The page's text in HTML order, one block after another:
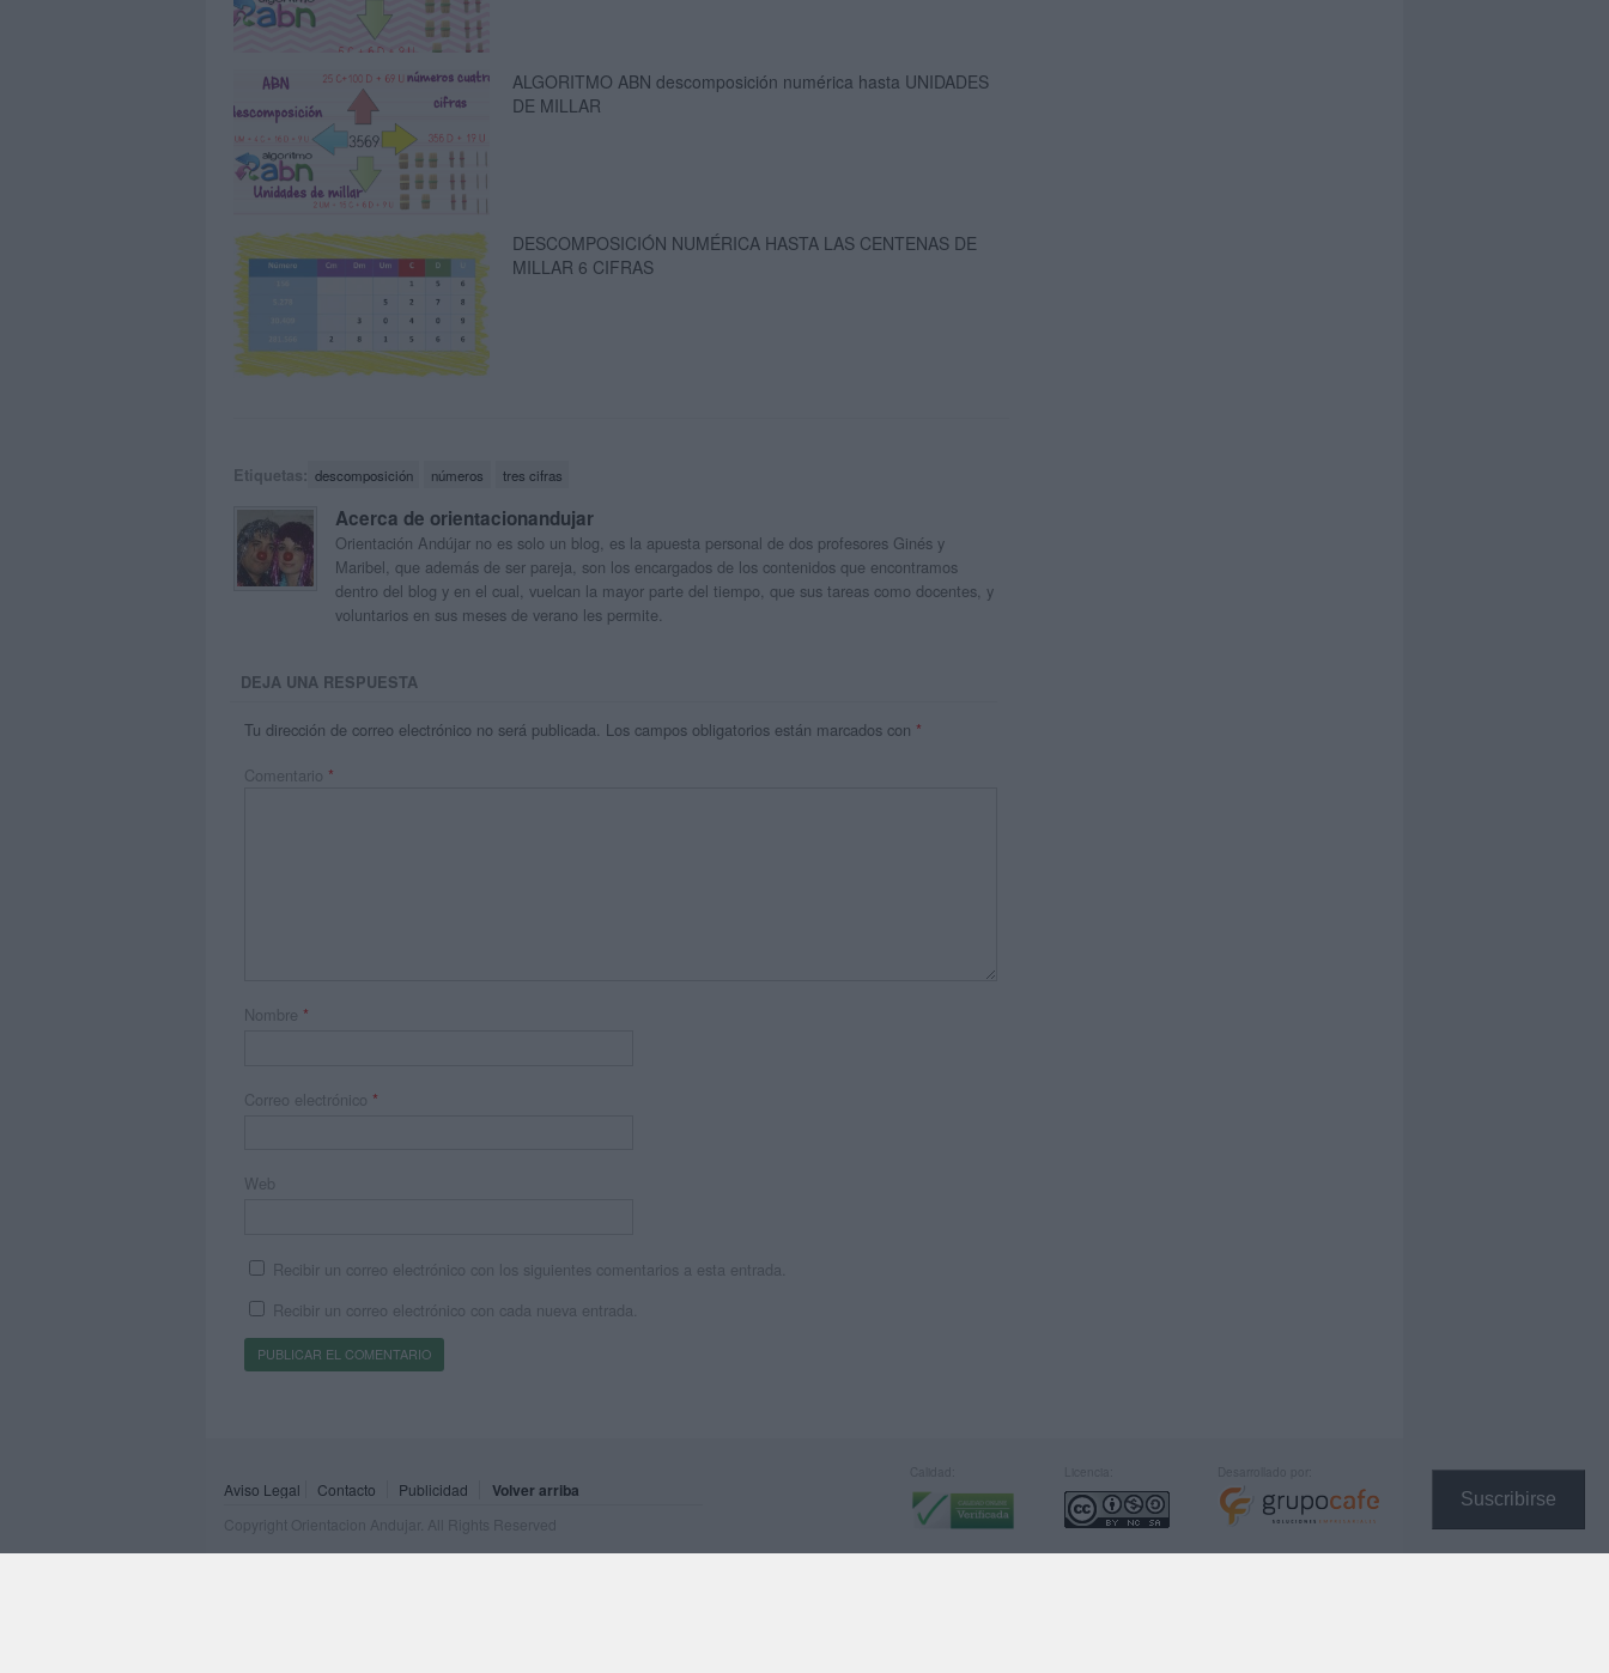
Suscribirse
ALGORITMO ABN descomposición numérica hasta UNIDADES
DE MILLAR
DESCOMPOSICIÓN NUMÉRICA HASTA LAS CENTENAS DE
MILLAR 6 CIFRAS
Etiquetas: descomposición números tres cifras
Acerca de orientacionandujar
Orientación Andújar no es solo un blog, es la apuesta personal de dos profesores Ginés y
Maribel, que además de ser pareja, son los encargados de los contenidos que encontramos
dentro del blog y en el cual, vuelcan la mayor parte del tiempo, que sus tareas como docentes, y
voluntarios en sus meses de verano les permite.
DEJA UNA RESPUESTA
Tu dirección de correo electrónico no será publicada. Los campos obligatorios están marcados con *
Comentario *
Nombre *
Correo electrónico *
Web
Recibir un correo electrónico con los siguientes comentarios a esta entrada.
Recibir un correo electrónico con cada nueva entrada.
Aviso Legal Contacto Publicidad Volver arriba